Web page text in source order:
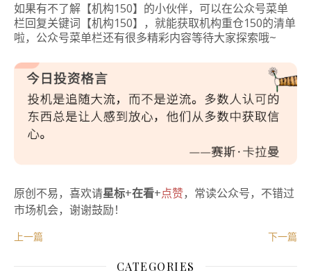
如果有不了解【机构150】的小伙伴，可以在公众号菜单
栏回复关键词【机构150】，就能获取机构重仓150的清单
啦，公众号菜单栏还有很多精彩内容等待大家探索哦~
原创不易，喜欢请星标+在看+点赞，常读公众号，不错过
市场机会，谢谢鼓励！
上一篇 下一篇
CATEGORIES